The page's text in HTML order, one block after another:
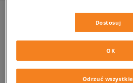
ADIDAS SUPERSTAR
Dostosuj
Odrzuć wszystkie
OK